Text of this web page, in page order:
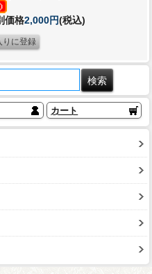
価格2,000円(税込)
カート